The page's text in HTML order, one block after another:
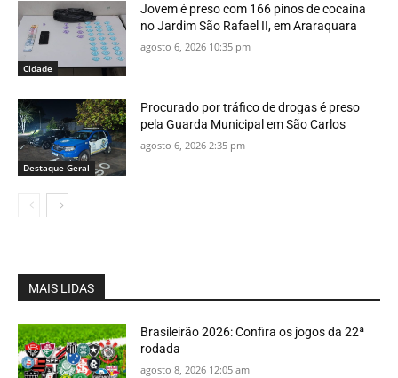
Cidade
Jovem é preso com 166 pinos de cocaína
no Jardim São Rafael II, em Araraquara
agosto 6, 2026 10:35 pm
Destaque Geral
Procurado por tráfico de drogas é preso
pela Guarda Municipal em São Carlos
agosto 6, 2026 2:35 pm
MAIS LIDAS
Brasileirão 2026: Confira os jogos da 22ª
rodada
agosto 8, 2026 12:05 am